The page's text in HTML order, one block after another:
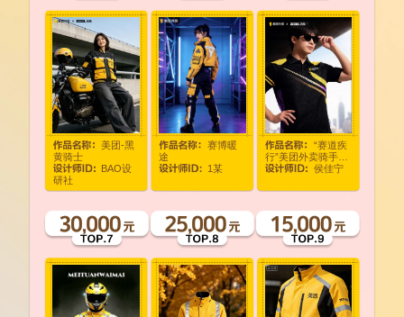
美团-黑
黄骑士
BAO设
研社
赛博暖
途
1某
“赛道疾
行”美团外卖骑手全
季节服装系列设计
侯佳宁